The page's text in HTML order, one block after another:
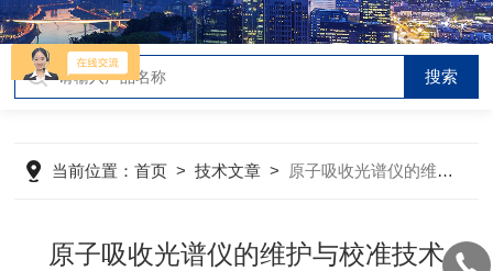
当前位置：首页 >技术文章 > 原子吸收光谱仪的维护与校准技术
原子吸收光谱仪的维护与校准技术